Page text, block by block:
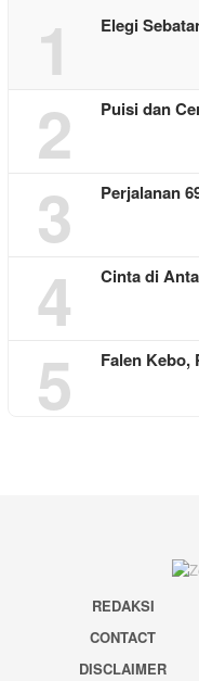
1 Elegi
2 Puisi dan
3 Perjalanan
4 Cinta di
5 Falen
REDAKSI
CONTACT
DISCLAIMER